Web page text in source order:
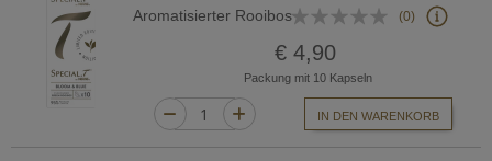
Aromatisierter RooibosBewertung:
0%
(0)
€ 4,90
Packung mit 10 Kapseln
IN DEN WARENKORB